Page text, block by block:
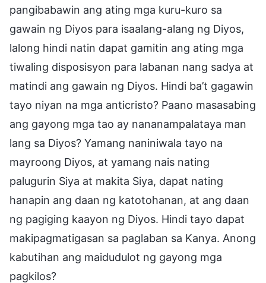
pangibabawin ang ating mga kuru-kuro sa
gawain ng Diyos para isaalang-alang ng Diyos,
lalong hindi natin dapat gamitin ang ating mga
tiwaling disposisyon para labanan nang sadya at
matindi ang gawain ng Diyos. Hindi ba’t gagawin
tayo niyan na mga anticristo? Paano masasabing
ang gayong mga tao ay nananampalataya man
lang sa Diyos? Yamang naniniwala tayo na
mayroong Diyos, at yamang nais nating
palugurin Siya at makita Siya, dapat nating
hanapin ang daan ng katotohanan, at ang daan
ng pagiging kaayon ng Diyos. Hindi tayo dapat
makipagmatigasan sa paglaban sa Kanya. Anong
kabutihan ang maidudulot ng gayong mga
pagkilos?